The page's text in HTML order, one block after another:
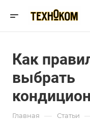
Как
выбрать
Главная — Статьи